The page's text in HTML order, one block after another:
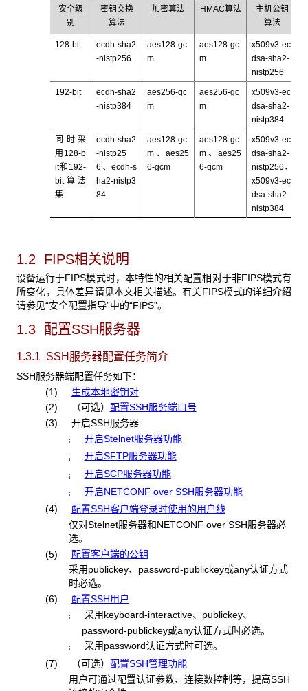
安全级
别
密钥交换
算法
加密算法 HMAC算法
主机公钥
算法
128-bit
ecdh-sha2
-nistp256
aes128-gc
m
aes128-gc
m
x509v3-ec
dsa-sha2-
nistp256
192-bit
ecdh-sha2
-nistp384
aes256-gc
m
aes256-gc
m
x509v3-ec
dsa-sha2-
nistp384
同时采
用128-b
it和192-
bit算法
集
ecdh-sha2
-nistp25
6 、 ecdh-s
ha2-nistp3
84
aes128-gc
m 、 aes25
6-gcm
aes128-gc
m 、 aes25
6-gcm
x509v3-ec
dsa-sha2-
nistp256、
x509v3-ec
dsa-sha2-
nistp384
1.2 FIPS相关说明
设备运行于FIPS模式时，本特性的相关配置相对于非FIPS模式有
所变化，具体差异请见本文相关描述。有关FIPS模式的详细介绍
请参见“安全配置指导”中的“FIPS”。
1.3 配置SSH服务器
1.3.1 SSH 服务器配置任务简介
SSH服务器端配置任务如下：
(1)
生成本地密钥对
(2)
（可选） 配置SSH服务端口号
(3) 开启SSH服务器
¡ 开启Stelnet服务器功能
¡ 开启SFTP服务器功能
¡ 开启SCP服务器功能
¡
开启NETCONF over SSH服务器功能
(4)
配置SSH客户端登录时使用的用户线
仅对Stelnet服务器和NETCONF over SSH服务器必
选。
(5)
配置客户端的公钥
采用publickey、password-publickey或any认证方式
时必选。
(6)
配置SSH用户
¡
采用keyboard-interactive、publickey、
password-publickey或any认证方式时必选。
¡
采用password认证方式时可选。
(7) （可选） 配置SSH管理功能
用户可通过配置认证参数、连接数控制等，提高SSH